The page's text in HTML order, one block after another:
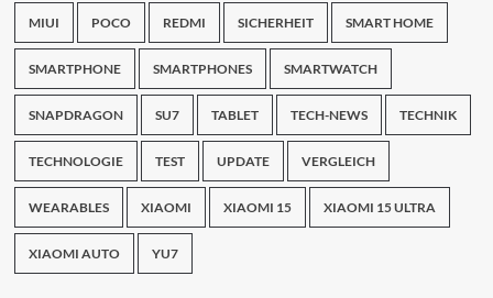
MIUI POCO REDMI SICHERHEIT SMART HOME
SMARTPHONE SMARTPHONES SMARTWATCH
SNAPDRAGON SU7 TABLET TECH-NEWS TECHNIK
TECHNOLOGIE TEST UPDATE VERGLEICH
WEARABLES XIAOMI XIAOMI 15 XIAOMI 15 ULTRA
XIAOMI AUTO YU7